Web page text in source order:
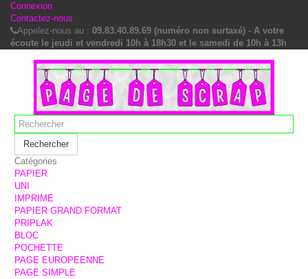
Connexion
Contactez-nous
Appelez-nous au : 09.83.40.89.69 (numéro non surtaxé) - A votre
écoute le jeudi et vendredi 10h à 18h30 et le samedi de 10h à 13h
Rechercher
Catégories
PAPIER
UNI
IMPRIME
PAPIER GRAND FORMAT
PRIPLAK
BLOC
POCHETTE
PAGE EUROPEENNE
PAGE SIMPLE